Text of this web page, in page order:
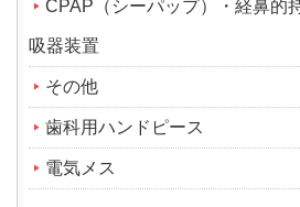
CPAP（シーパップ）・経鼻的
吸器装置
その他
歯科用ハンドピース
電気メス